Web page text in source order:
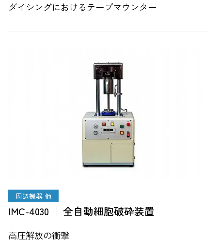
ダイシングにおけるテープマウンター
周辺機器 他
IMC-4030 全自動細胞破砕装置
高圧解放の衝撃